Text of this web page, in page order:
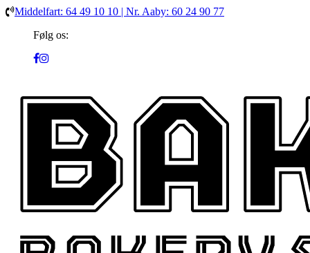
Middelfart: 64 49 10 10 | Nr. Aaby: 60 24 90 77
Følg os: